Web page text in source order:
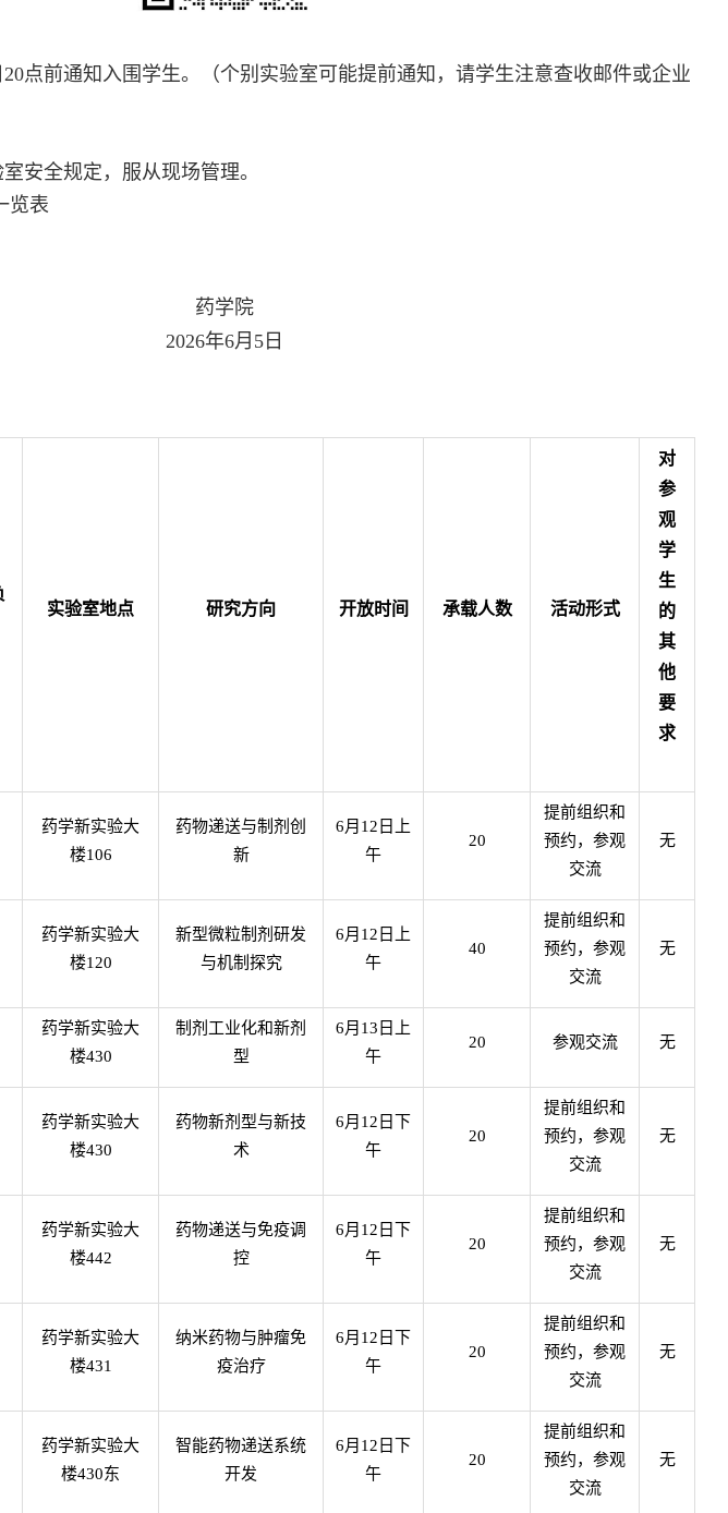
20点前通知入围学生。（个别实验室可能提前通知，请学生注意查收邮件或企业
安全规定，服从现场管理。
览表
药学院
2026年6月 5 日
实验室地点 研究方向 开放时间 承载人数 活动形式
对
参
观
学
生
的
其
他
要
求
药学新实验大
楼106
药物递送与制剂创
新
6月 12 日上
午
20
提前组织和
预约，参观
交流
无
药学新实验大
楼120
新型微粒制剂研发
与机制探究
6月 12 日上
午
40
提前组织和
预约，参观
交流
无
药学新实验大
楼430
制剂工业化和新剂
型
6月 13 日上
午
20 参观交流 无
药学新实验大
楼430
药物新剂型与新技
术
6月 12 日下
午
20
提前组织和
预约，参观
交流
无
药学新实验大
楼442
药物递送与免疫调
控
6月 12 日下
午
20
提前组织和
预约，参观
交流
无
药学新实验大
楼431
纳米药物与肿瘤免
疫治疗
6月 12 日下
午
20
提前组织和
预约，参观
交流
无
药学新实验大
楼430东
智能药物递送系统
开发
6月 12 日下
午
20
提前组织和
预约，参观
交流
无